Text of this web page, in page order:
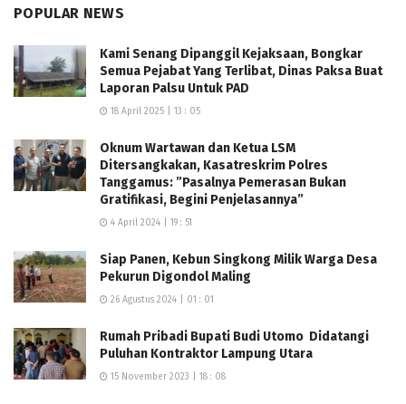
POPULAR NEWS
Kami Senang Dipanggil Kejaksaan, Bongkar
Semua Pejabat Yang Terlibat, Dinas Paksa Buat
Laporan Palsu Untuk PAD
18 April 2025 | 13 : 05
Oknum Wartawan dan Ketua LSM
Ditersangkakan, Kasatreskrim Polres
Tanggamus: ”Pasalnya Pemerasan Bukan
Gratifikasi, Begini Penjelasannya”
4 April 2024 | 19 : 51
Siap Panen, Kebun Singkong Milik Warga Desa
Pekurun Digondol Maling
26 Agustus 2024 | 01 : 01
Rumah Pribadi Bupati Budi Utomo Didatangi
Puluhan Kontraktor Lampung Utara
15 November 2023 | 18 : 08